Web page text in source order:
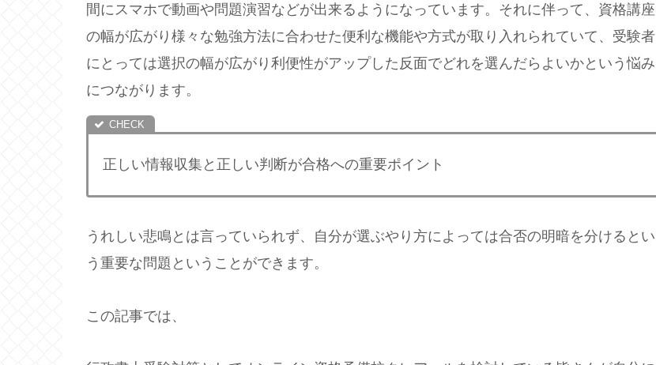
間にスマホで動画や問題演習などが出来るようになっています。それに伴って、資格講座
の幅が広がり様々な勉強方法に合わせた便利な機能や方式が取り入れられていて、受験者
にとっては選択の幅が広がり利便性がアップした反面でどれを選んだらよいかという悩み
につながります。
正しい情報収集と正しい判断が合格への重要ポイント
うれしい悲鳴とは言っていられず、自分が選ぶやり方によっては合否の明暗を分けるとい
う重要な問題ということができます。
この記事では、